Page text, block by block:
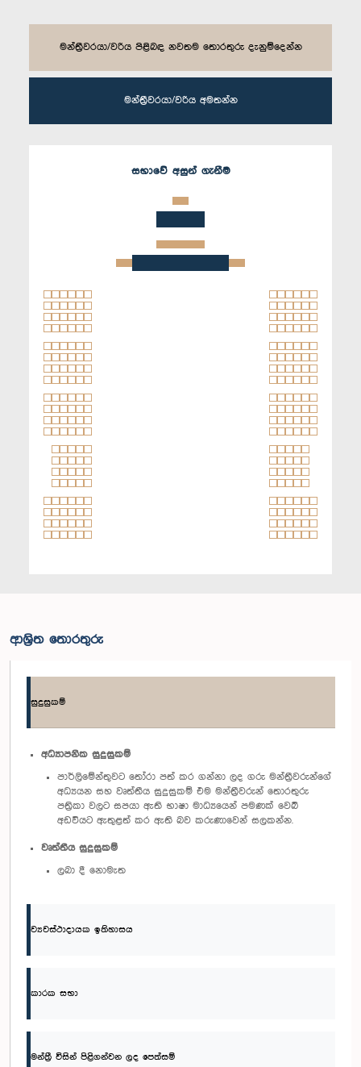
මන්ත්‍රීවරයා/වරිය පිළිබඳ නවතම තොරතුරු දැනුම්දෙන්න
මන්ත්‍රීවරයා/වරිය අමතන්න
සභාවේ අසුන් ගැනීම
ආශ්‍රිත තොරතුරු
සුදුසුකම්
අධ්‍යාපනික සුදුසුකම්
පාර්ලිමේන්තුවට තෝරා පත් කර ගන්නා ලද ගරු මන්ත්‍රීවරුන්ගේ
අධ්‍යයන සහ වෘත්තීය සුදුසුකම් එම මන්ත්‍රීවරුන් තොරතුරු
පත්‍රිකා වලට සපයා ඇති භාෂා මාධ්‍යයෙන් පමණක් වෙබ්
අඩවියට ඇතුළත් කර ඇති බව කරුණාවෙන් සලකන්න.
වෘත්තීය සුදුසුකම්
ලබා දී නොමැත
ව්‍යවස්ථාදායක ඉතිහාසය
කාරක සභා
මන්ත්‍රී විසින් පිළිගන්වන ලද පෙත්සම්